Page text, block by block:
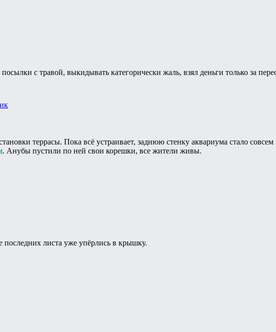
с травой, выкидывать категорически жаль, взял деньги только за
террасы. Пока всё устраивает, заднюю стенку аквариума стало
. Анубы пустили по ней свои корешки, все жители живы.
листа уже упёрлись в крышку.